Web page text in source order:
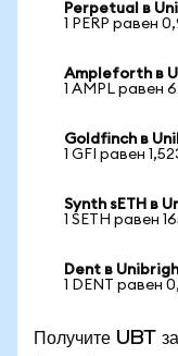
Perpetual в
1 PERP равен
Ampleforth в
1 AMPL равен
Goldfinch в
1 GFI равен
Synth sETH в
1 SETH равен
Dent в
1 DENT равен
Получите UBT